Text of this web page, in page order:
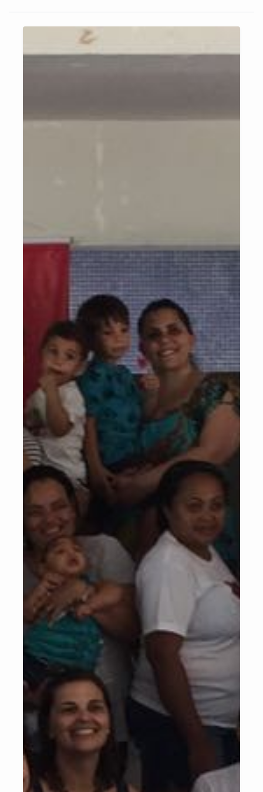
participativo.